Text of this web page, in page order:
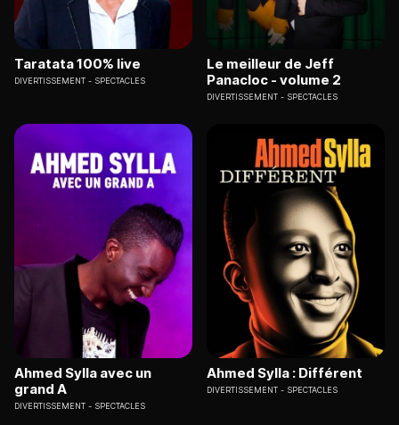
Taratata 100% live
DIVERTISSEMENT SPECTACLES
Le meilleur de Jeff
Panacloc - volume 2
DIVERTISSEMENT SPECTACLES
Ahmed Sylla avec un
grand A
DIVERTISSEMENT SPECTACLES
Ahmed Sylla : Différent
DIVERTISSEMENT SPECTACLES